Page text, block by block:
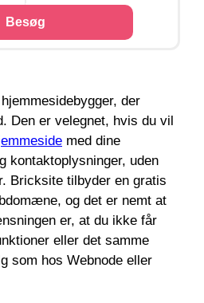
Besøg
der
Den er velegnet, hvis du vil
med dine
kontaktoplysninger, uden
Bricksite tilbyder en gratis
og det er nemt at
er, at du ikke får
eller det samme
som hos Webnode eller